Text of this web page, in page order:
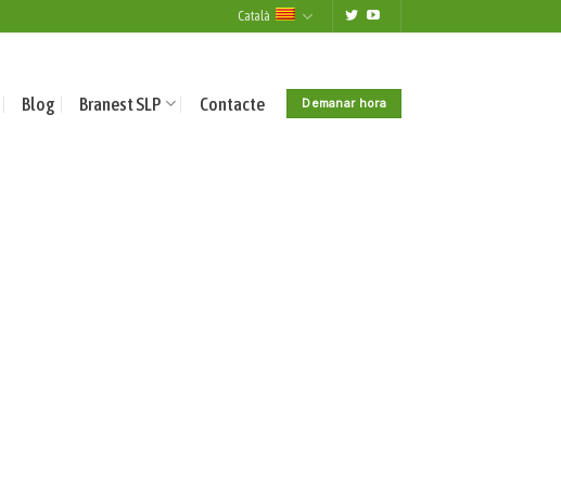
Català
Blog Branest SLP Contacte Demanar hora